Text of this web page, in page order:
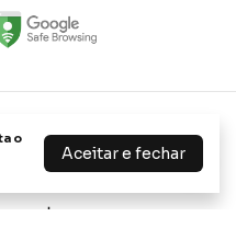
o
Aceitar e fechar
Shop
Todos os direitos